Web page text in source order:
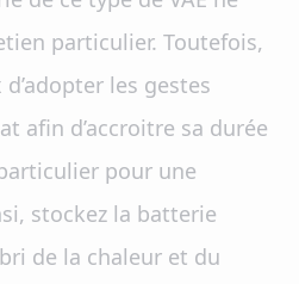
particulier. Toutefois,
les gestes
afin d’accroitre sa durée
pour une
stockez la batterie
de la chaleur et du